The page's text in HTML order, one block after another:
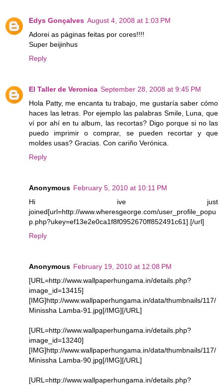
Edys Gonçalves August 4, 2008 at 1:03 PM
Adorei as páginas feitas por cores!!!!
Super beijinhus
Reply
El Taller de Veronica September 28, 2008 at 9:45 PM
Hola Patty, me encanta tu trabajo, me gustaría saber cómo
haces las letras. Por ejemplo las palabras Smile, Luna, que
ví por ahí en tu album, las recortas? Digo porque si no las
puedo imprimir o comprar, se pueden recortar y que
moldes usas? Gracias. Con cariño Verónica.
Reply
Anonymous February 5, 2010 at 10:11 PM
Hi ive just
joined[url=http://www.wheresgeorge.com/user_profile_popu
p.php?ukey=ef13e2e0ca1f8f0952670ff852491c61].[/url]
Reply
Anonymous February 19, 2010 at 12:08 PM
[URL=http://www.wallpaperhungama.in/details.php?
image_id=13415]
[IMG]http://www.wallpaperhungama.in/data/thumbnails/117/
Minissha Lamba-91.jpg[/IMG][/URL]
[URL=http://www.wallpaperhungama.in/details.php?
image_id=13240]
[IMG]http://www.wallpaperhungama.in/data/thumbnails/117/
Minissha Lamba-90.jpg[/IMG][/URL]
[URL=http://www.wallpaperhungama.in/details.php?